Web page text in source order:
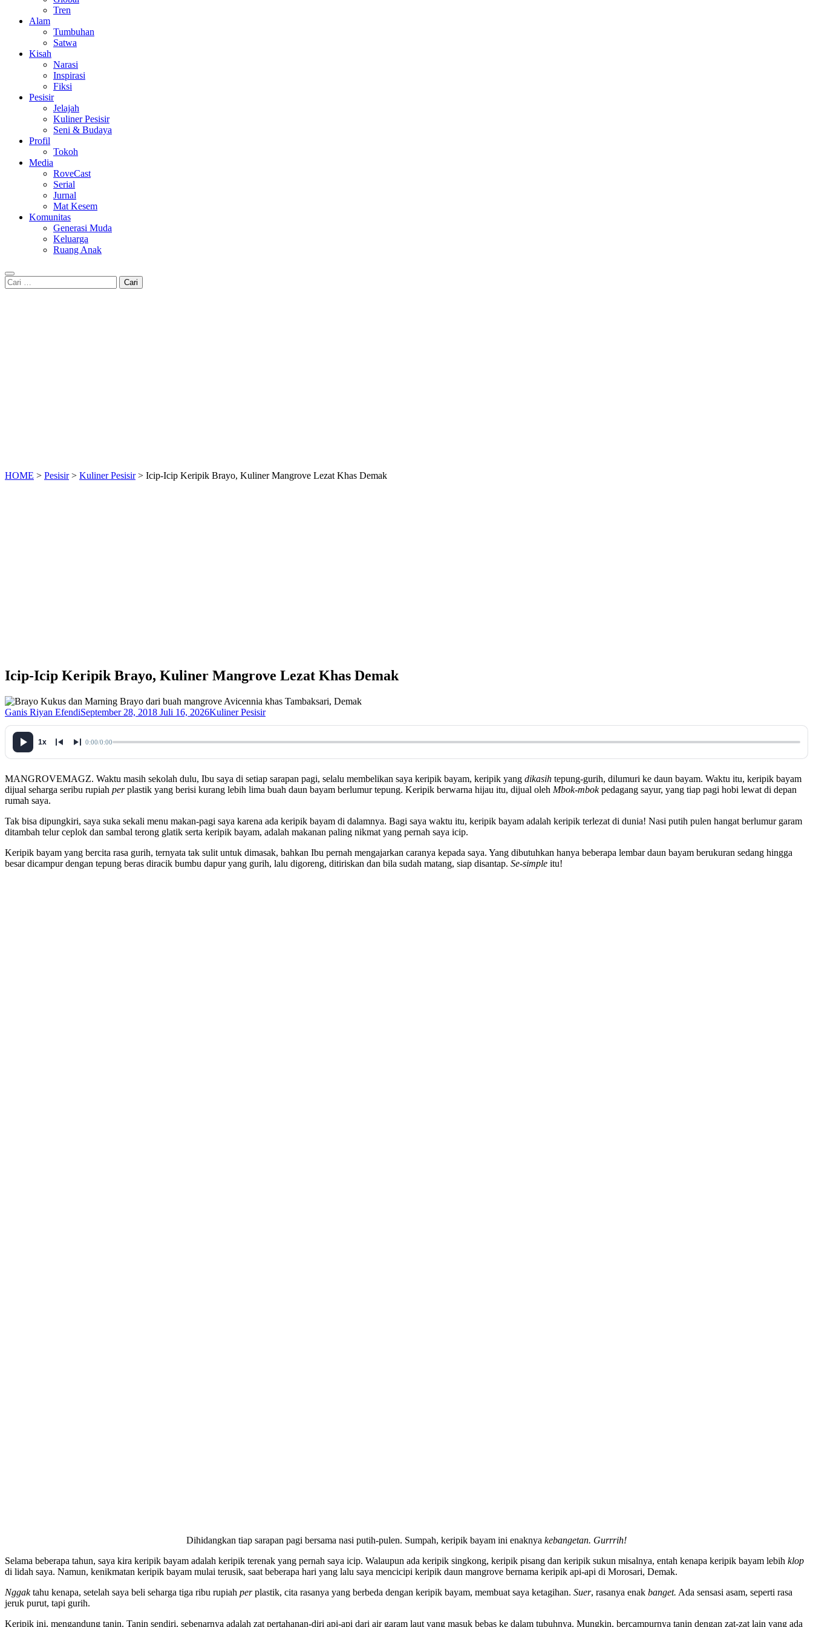
Tren
Alam
Tumbuhan
Satwa
Kisah
Narasi
Inspirasi
Fiksi
Pesisir
Jelajah
Kuliner Pesisir
Seni & Budaya
Profil
Tokoh
Media
RoveCast
Serial
Jurnal
Mat Kesem
Komunitas
Generasi Muda
Keluarga
Ruang Anak
Cari
untuk:
HOME > Pesisir> Kuliner Pesisir> Icip-Icip Keripik Brayo, Kuliner Mangrove Lezat Khas Demak
Icip-Icip Keripik Brayo, Kuliner Mangrove Lezat Khas Demak
Ganis Riyan EfendiSeptember 28, 2018 Juli 16, 2026Kuliner Pesisir
1x 0:00/0:00
MANGROVEMAGZ. Waktu masih sekolah dulu, Ibu saya di setiap sarapan pagi, selalu membelikan saya keripik bayam, keripik yang dikasih tepung-gurih, dilumuri ke daun bayam. Waktu itu, keripik bayam
dijual seharga seribu rupiah perplastik yang berisi kurang lebih lima buah daun bayam berlumur tepung. Keripik berwarna hijau itu, dijual oleh Mbok-mbokpedagang sayur, yang tiap pagi hobi lewat di depan
rumah saya.
Tak bisa dipungkiri, saya suka sekali menu makan-pagi saya karena ada keripik bayam di dalamnya. Bagi saya waktu itu, keripik bayam adalah keripik terlezat di dunia! Nasi putih pulen hangat berlumur garam
ditambah telur ceplok dan sambal terong glatik serta keripik bayam, adalah makanan paling nikmat yang pernah saya icip.
Keripik bayam yang bercita rasa gurih, ternyata tak sulit untuk dimasak, bahkan Ibu pernah mengajarkan caranya kepada saya. Yang dibutuhkan hanya beberapa lembar daun bayam berukuran sedang hingga
besar dicampur dengan tepung beras diracik bumbu dapur yang gurih, lalu digoreng, ditiriskan dan bila sudah matang, siap disantap. Se-simple itu!
Dihidangkan tiap sarapan pagi bersama nasi putih-pulen. Sumpah, keripik bayam ini enaknya kebangetan. Gurrrih!
Selama beberapa tahun, saya kira keripik bayam adalah keripik terenak yang pernah saya icip. Walaupun ada keripik singkong, keripik pisang dan keripik sukun misalnya, entah kenapa keripik bayam lebih klop
di lidah saya. Namun, kenikmatan keripik bayam mulai terusik, saat beberapa hari yang lalu saya mencicipi keripik daun mangrove bernama keripik api-api di Morosari, Demak.
Nggaktahu kenapa, setelah saya beli seharga tiga ribu rupiah perplastik, cita rasanya yang berbeda dengan keripik bayam, membuat saya ketagihan. Suer, rasanya enak banget. Ada sensasi asam, seperti rasa
jeruk purut, tapi gurih.
Keripik ini, mengandung tanin. Tanin sendiri, sebenarnya adalah zat pertahanan-diri api-api dari air garam laut yang masuk bebas ke dalam tubuhnya. Mungkin, bercampurnya tanin dengan zat-zat lain yang ada